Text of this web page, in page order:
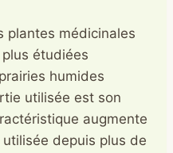
plantes médicinales
étudiées
humides
utilisée est son
augmente
depuis plus de